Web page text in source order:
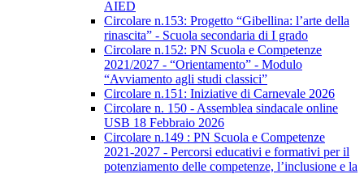
AIED
Circolare n.153: Progetto “Gibellina: l’arte della
rinascita” - Scuola secondaria di I grado
Circolare n.152: PN Scuola e Competenze
2021/2027 - “Orientamento” - Modulo
“Avviamento agli studi classici”
Circolare n.151: Iniziative di Carnevale 2026
Circolare n. 150 - Assemblea sindacale online
USB 18 Febbraio 2026
Circolare n.149 : PN Scuola e Competenze
2021-2027 - Percorsi educativi e formativi per il
potenziamento delle competenze, l’inclusione e la